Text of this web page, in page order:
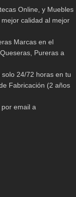
Online, y Muebles
calidad al mejor
Marcas en el
Pureras a
24/72 horas en tu
Fabricación (2 años
email a